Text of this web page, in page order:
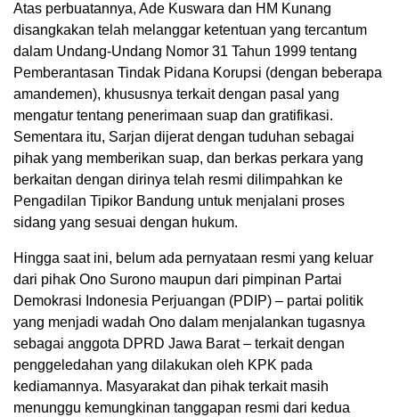
Atas perbuatannya, Ade Kuswara dan HM Kunang
disangkakan telah melanggar ketentuan yang tercantum
dalam Undang-Undang Nomor 31 Tahun 1999 tentang
Pemberantasan Tindak Pidana Korupsi (dengan beberapa
amandemen), khususnya terkait dengan pasal yang
mengatur tentang penerimaan suap dan gratifikasi.
Sementara itu, Sarjan dijerat dengan tuduhan sebagai
pihak yang memberikan suap, dan berkas perkara yang
berkaitan dengan dirinya telah resmi dilimpahkan ke
Pengadilan Tipikor Bandung untuk menjalani proses
sidang yang sesuai dengan hukum.
Hingga saat ini, belum ada pernyataan resmi yang keluar
dari pihak Ono Surono maupun dari pimpinan Partai
Demokrasi Indonesia Perjuangan (PDIP) – partai politik
yang menjadi wadah Ono dalam menjalankan tugasnya
sebagai anggota DPRD Jawa Barat – terkait dengan
penggeledahan yang dilakukan oleh KPK pada
kediamannya. Masyarakat dan pihak terkait masih
menunggu kemungkinan tanggapan resmi dari kedua